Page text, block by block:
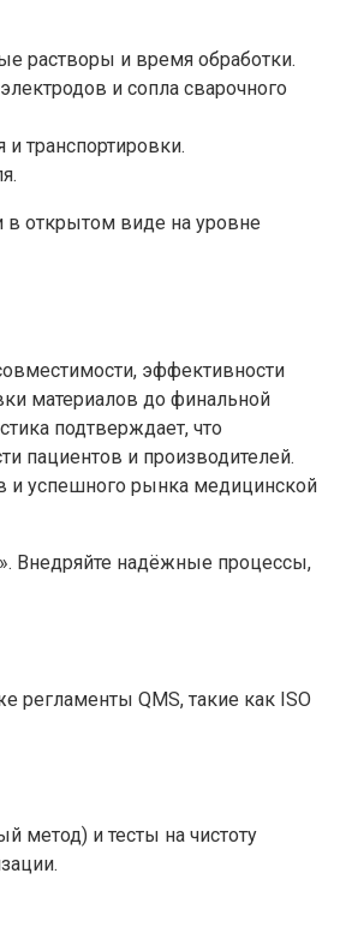
растворы и время обработки.
и сопла сварочного
транспортировки.
в открытом виде на уровне
эффективности
материалов до финальной
подтверждает, что
пациентов и производителей.
и успешного рынка медицинской
Внедряйте надёжные процессы,
регламенты QMS, такие как ISO
метод) и тесты на чистоту